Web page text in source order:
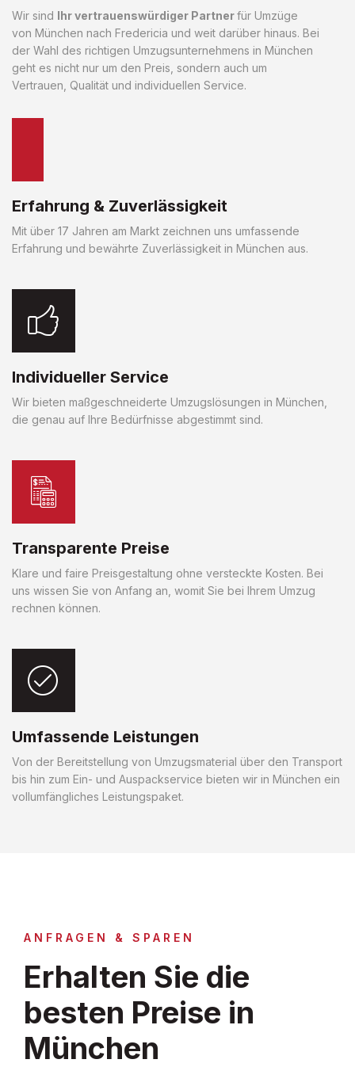
Wir sind Ihr vertrauenswürdiger Partnerfür Umzüge
von München nach Fredericia und weit darüber hinaus. Bei
der Wahl des richtigen Umzugsunternehmens in München
geht es nicht nur um den Preis, sondern auch um
Vertrauen, Qualität und individuellen Service.
Erfahrung & Zuverlässigkeit
Mit über 17 Jahren am Markt zeichnen uns umfassende
Erfahrung und bewährte Zuverlässigkeit in München aus.
Individueller Service
Wir bieten maßgeschneiderte Umzugslösungen in München,
die genau auf Ihre Bedürfnisse abgestimmt sind.
Transparente Preise
Klare und faire Preisgestaltung ohne versteckte Kosten. Bei
uns wissen Sie von Anfang an, womit Sie bei Ihrem Umzug
rechnen können.
Umfassende Leistungen
Von der Bereitstellung von Umzugsmaterial über den Transport
bis hin zum Ein- und Auspackservice bieten wir in München ein
vollumfängliches Leistungspaket.
ANFRAGEN & SPAREN
Erhalten Sie die
besten Preise in
München